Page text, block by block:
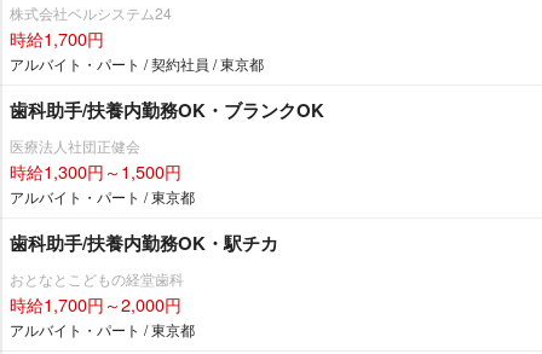
株式会社ベルシステム24
時給1,700円
アルバイト・パート / 契約社員 / 東京都
歯科助手/扶養内勤務OK・ブランクOK
医療法人社団正健会
時給1,300円～1,500円
アルバイト・パート / 東京都
歯科助手/扶養内勤務OK・駅チカ
おとなとこどもの経堂歯科
時給1,700円～2,000円
アルバイト・パート / 東京都